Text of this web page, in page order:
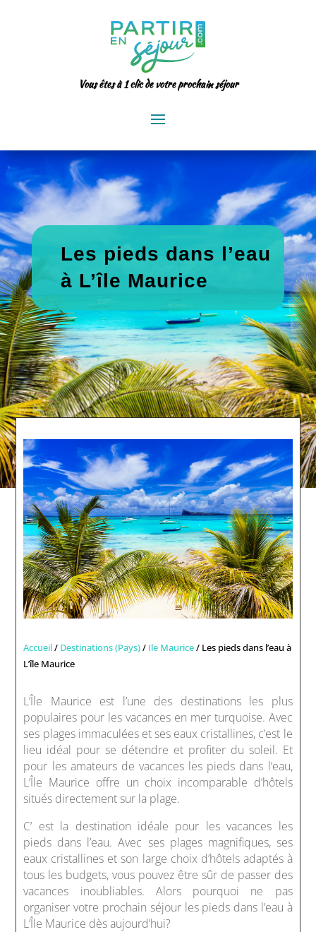
Vous êtes à 1 clic de votre prochain séjour
Les pieds dans l’eau
à L’île Maurice
Accueil/ Destinations (Pays)/ Ile Maurice/ Les pieds dans l’eau à
L’île Maurice
L’Île Maurice est l’une des destinations les plus
populaires pour les vacances en mer turquoise. Avec
ses plages immaculées et ses eaux cristallines, c’est le
lieu idéal pour se détendre et profiter du soleil. Et
pour les amateurs de vacances les pieds dans l’eau,
L’Île Maurice offre un choix incomparable d’hôtels
situés directement sur la plage.
C’ est la destination idéale pour les vacances les
pieds dans l’eau. Avec ses plages magnifiques, ses
eaux cristallines et son large choix d’hôtels adaptés à
tous les budgets, vous pouvez être sûr de passer des
vacances inoubliables. Alors pourquoi ne pas
organiser votre prochain séjour les pieds dans l’eau à
L’Île Maurice dès aujourd’hui?